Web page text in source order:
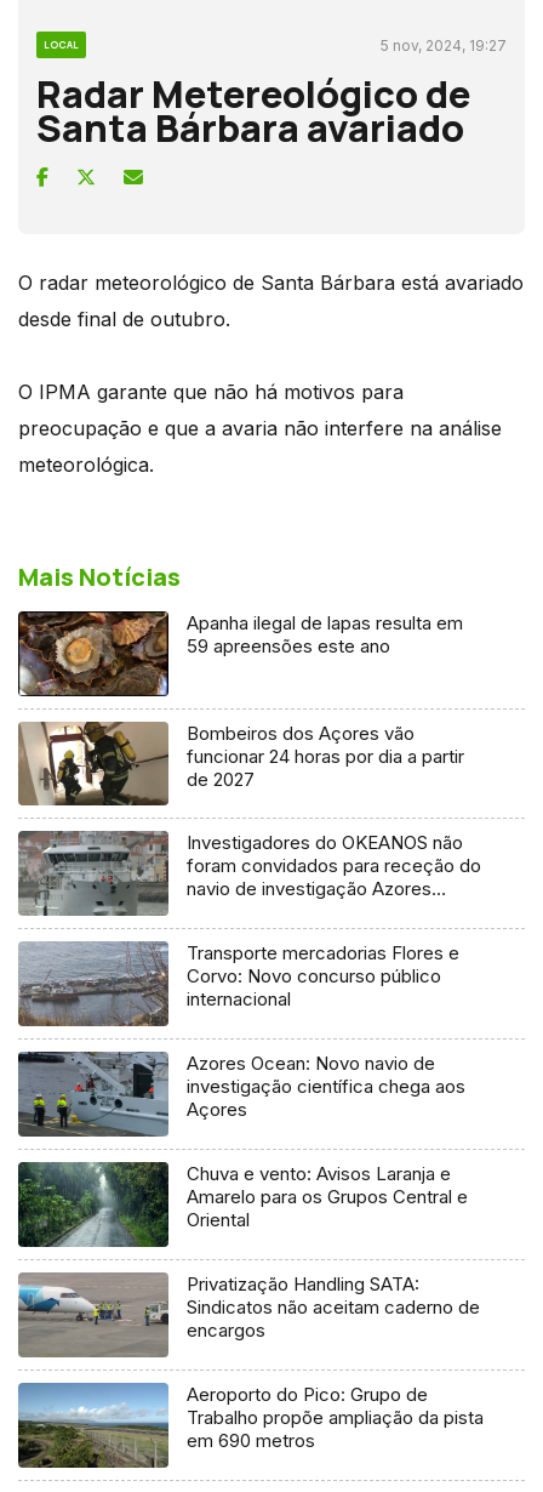
LOCAL 5 nov, 2024, 19:27
Radar Metereológico de
Santa Bárbara avariado
O radar meteorológico de Santa Bárbara está avariado
desde final de outubro.
O IPMA garante que não há motivos para
preocupação e que a avaria não interfere na análise
meteorológica.
Mais Notícias
Apanha ilegal de lapas resulta em
59 apreensões este ano
Bombeiros dos Açores vão
funcionar 24 horas por dia a partir
de 2027
Investigadores do OKEANOS não
foram convidados para receção do
navio de investigação Azores
Transporte mercadorias Flores e
Corvo: Novo concurso público
internacional
Azores Ocean: Novo navio de
investigação científica chega aos
Açores
Chuva e vento: Avisos Laranja e
Amarelo para os Grupos Central e
Oriental
Privatização Handling SATA:
Sindicatos não aceitam caderno de
encargos
Aeroporto do Pico: Grupo de
Trabalho propõe ampliação da pista
em 690 metros